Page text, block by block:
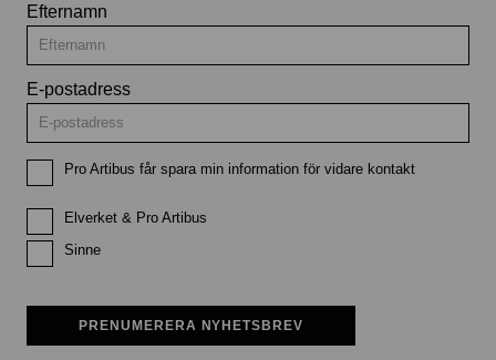
Efternamn
E-postadress
Pro Artibus får spara min information för vidare kontakt
Elverket & Pro Artibus
Sinne
PRENUMERERA NYHETSBREV